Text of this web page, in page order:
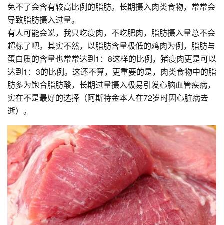
免不了会含有较高比例的脂肪。长期摄入肉类食物，常常会
导致脂肪摄入过量。
有人可能会说，我只吃瘦肉，不吃肥肉，脂肪摄入量总不会
超标了吧。其实不然，以脂肪含量极低的鸡肉为例，脂肪与
蛋白质的含量也常常达到1：8这样的比例，猪瘦肉更是可以
达到1：3的比例。这还不算，更重要的是，肉类食物中的脂
肪多为饱合脂肪酸，长期过量摄入极易引发心脑血管疾病，
实在不是最好的选择（阿斯特金本人在72岁时因心脏病去
逝）。